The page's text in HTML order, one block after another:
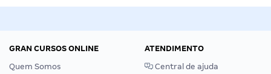
GRAN CURSOS ONLINE
Quem Somos
ATENDIMENTO
Central de ajuda